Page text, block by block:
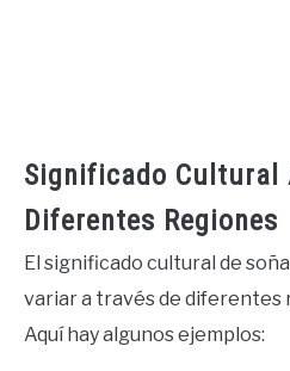
Significado Cultural
Diferentes Regiones
El significado cultural de
variar a través de diferentes
Aquí hay algunos ejemplos: